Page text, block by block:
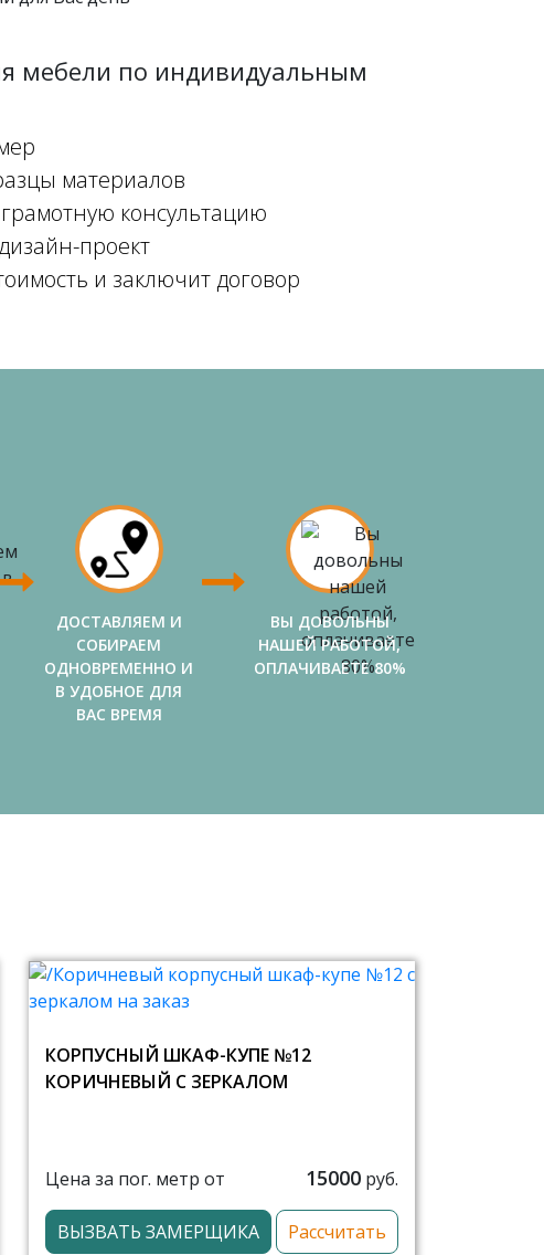
мебели по индивидуальным
материалов
консультацию
проект
и заключит договор
ДОСТАВЛЯЕМ И
СОБИРАЕМ
ОДНОВРЕМЕННО И
В УДОБНОЕ ДЛЯ
ВАС ВРЕМЯ
ВЫ ДОВОЛЬНЫ
НАШЕЙ РАБОТОЙ,
ОПЛАЧИВАЕТЕ 80%
КОРПУСНЫЙ ШКАФ-КУПЕ №12
КОРИЧНЕВЫЙ С ЗЕРКАЛОМ
Цена за пог. метр от 15000 руб.
ВЫЗВАТЬ ЗАМЕРЩИКА Рассчитать